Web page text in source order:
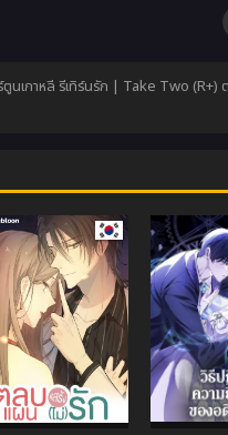
นเกาหลี รีเทิร์นรัก | Take Two